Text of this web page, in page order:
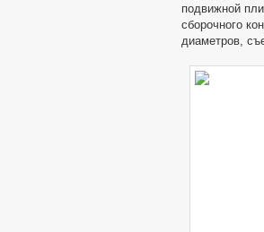
подвижной
сборочного
диаметров,